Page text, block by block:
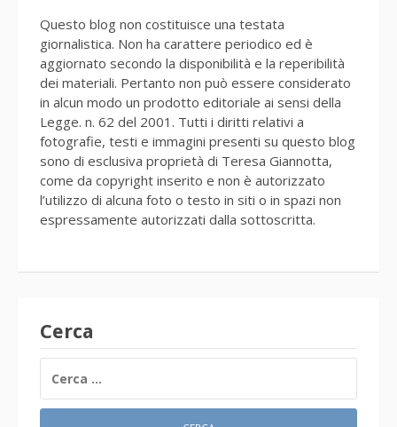
Questo blog non costituisce una testata
giornalistica. Non ha carattere periodico ed è
aggiornato secondo la disponibilità e la reperibilità
dei materiali. Pertanto non può essere considerato
in alcun modo un prodotto editoriale ai sensi della
Legge. n. 62 del 2001. Tutti i diritti relativi a
fotografie, testi e immagini presenti su questo blog
sono di esclusiva proprietà di Teresa Giannotta,
come da copyright inserito e non è autorizzato
l’utilizzo di alcuna foto o testo in siti o in spazi non
espressamente autorizzati dalla sottoscritta.
Cerca
PER: